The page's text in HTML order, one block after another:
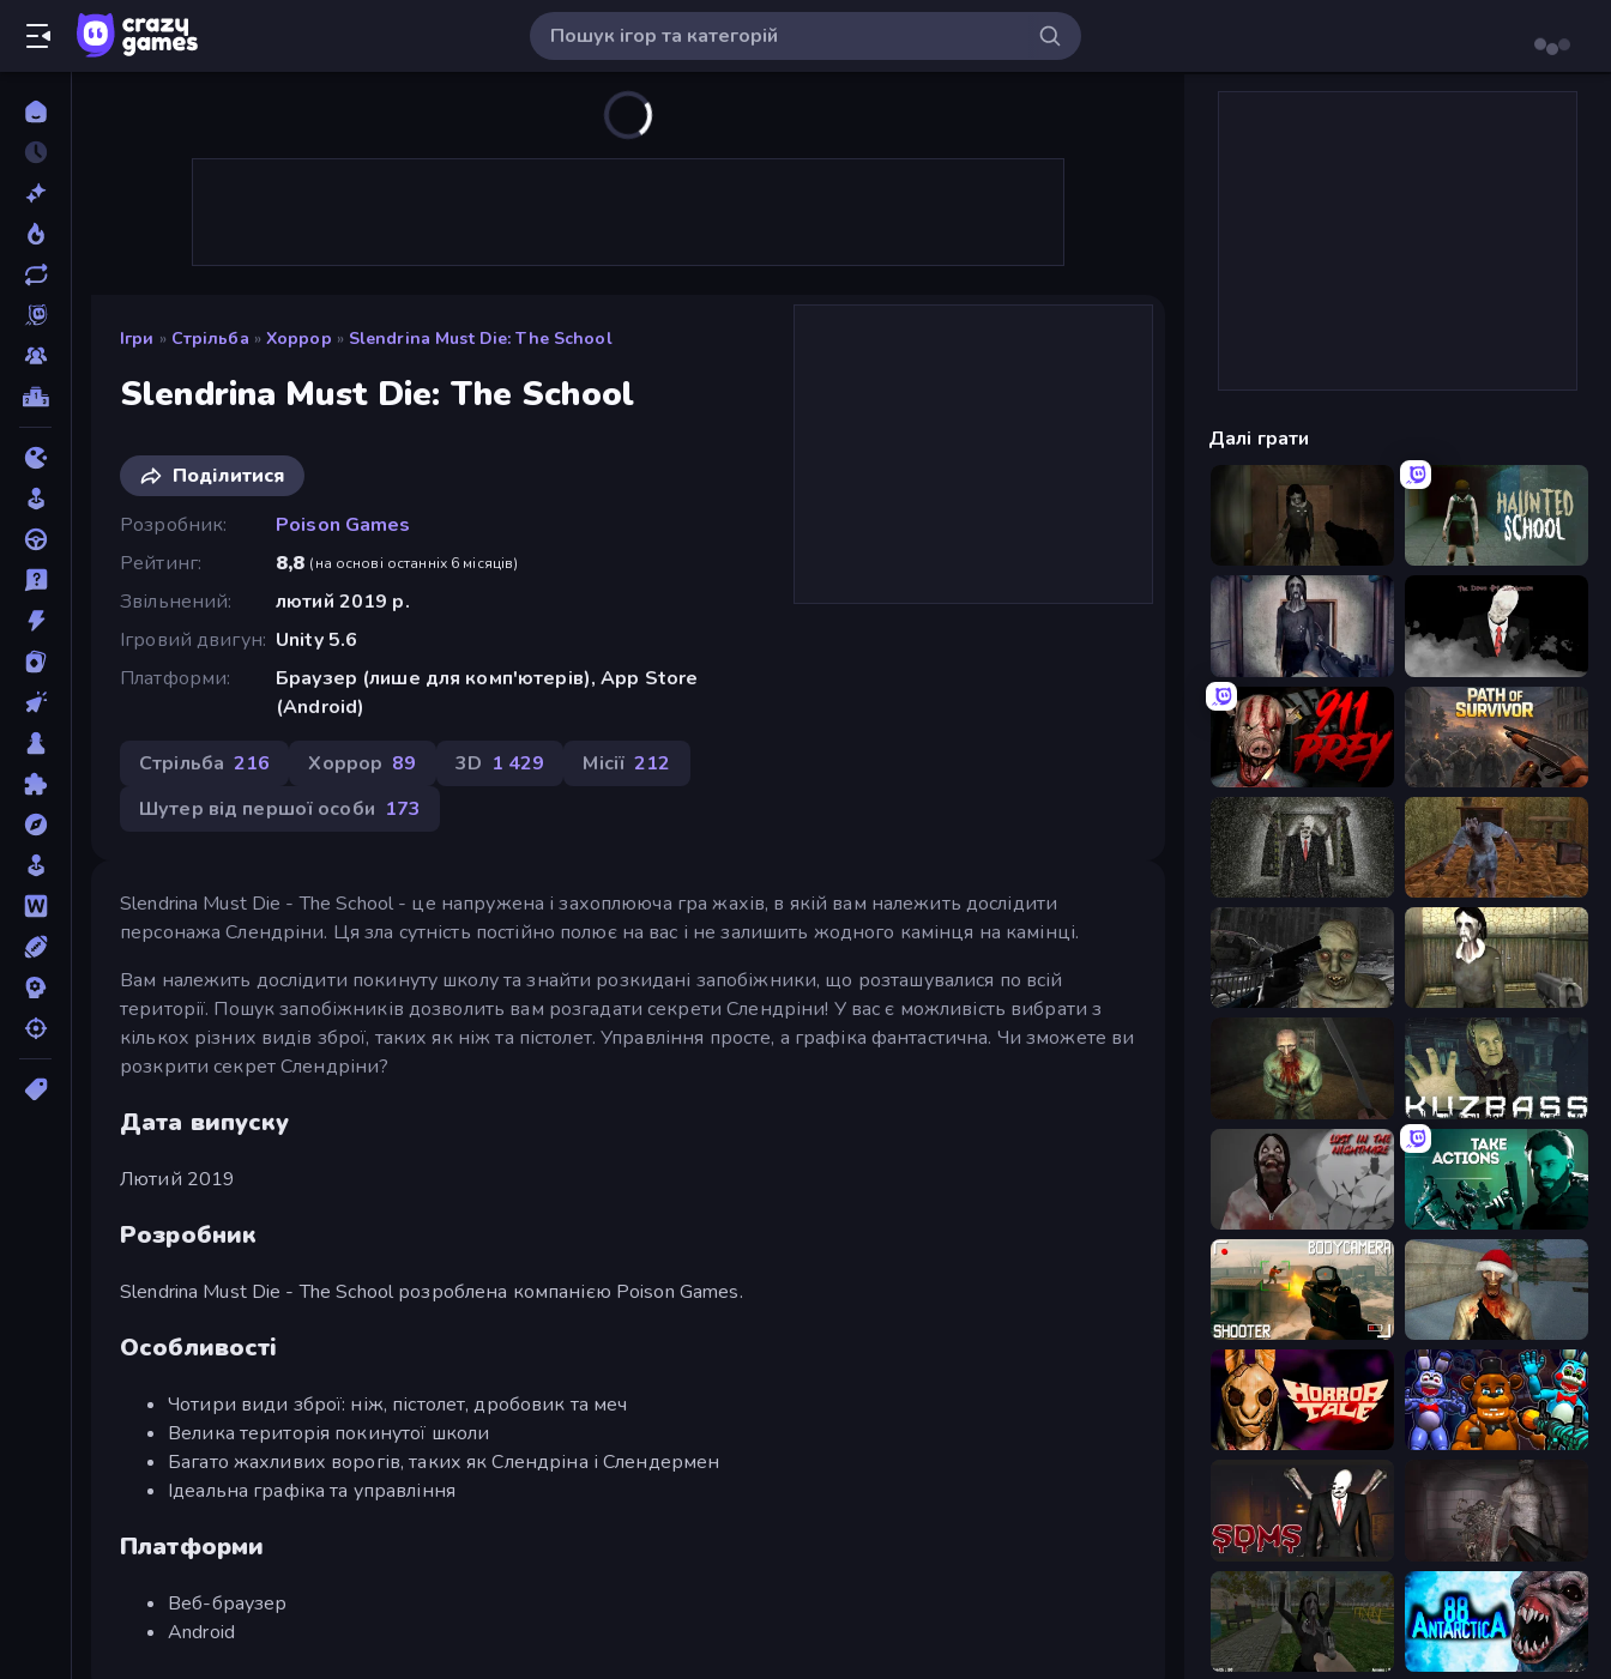
Ігри » Стрільба » Хоррор » Slendrina Must Die: The School
Slendrina Must Die: The School
Поділитися
Розробник
Poison Games
Рейтинг
8,8 (на основі останніх 6 місяців)
Звільнений
лютий 2019 р.
Ігровий двигун Unity 5.6
Платформи
Браузер (лише для комп'ютерів), App Store
(Android)
Стрільба 216 Хоррор 89 3D 1 429 Місії 212
Шутер від першої особи 173
Slendrina Must Die - The School - це напружена і захоплююча гра жахів, в якій вам належить дослідити
персонажа Слендріни. Ця зла сутність постійно полює на вас і не залишить жодного камінця на камінці.
Вам належить дослідити покинуту школу та знайти розкидані запобіжники, що розташувалися по всій
території. Пошук запобіжників дозволить вам розгадати секрети Слендріни! У вас є можливість вибрати з
кількох різних видів зброї, таких як ніж та пістолет. Управління просте, а графіка фантастична. Чи зможете ви
розкрити секрет Слендріни?
Дата випуску
Лютий 2019
Розробник
Slendrina Must Die - The School розроблена компанією Poison Games.
Особливості
Чотири види зброї: ніж, пістолет, дробовик та меч
Велика територія покинутої школи
Багато жахливих ворогів, таких як Слендріна і Слендермен
Ідеальна графіка та управління
Платформи
Веб-браузер
Android
Далі грати
Haunted School
Slendrina Must Die: The Cellar The Dawn of Slenderman
911: Prey Path of Survivor
Slenderman Must Die: Underground Bunker Creepy Granny Scream: Scary Freddy
C-Virus Game: Outbreak Slendrina Must Die: The House
Shoot Your Nightmare: The Beginning Kuzbass Horror
Jeff The Killer: Lost in the Nightmare Take Actions
BodyCamera Shooter
Horror Tale FNaF Shooter
Slenderman Must Die: Sanatorium 2021
While We Sleep: Slendrina Is Here Antarctica 88